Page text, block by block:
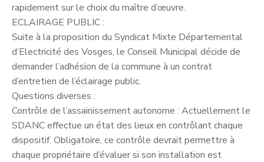
rapidement sur le choix du maître d’œuvre.
ECLAIRAGE PUBLIC :
Suite à la proposition du Syndicat Mixte Départemental
d’Electricité des Vosges, le Conseil Municipal décide de
demander l’adhésion de la commune à un contrat
d’entretien de l’éclairage public.
Questions diverses :
Contrôle de l’assainissement autonome : Actuellement le
SDANC effectue un état des lieux en contrôlant chaque
dispositif. Obligatoire, ce contrôle devrait permettre à
chaque propriétaire d’évaluer si son installation est